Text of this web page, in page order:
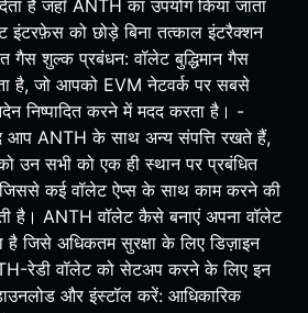
है जहाँ ANTH का उपयोग किया जाता
को छोड़े बिना तत्काल इंटरैक्शन
शुल्क प्रबंधन: वॉलेट बुद्धिमान गैस
है, जो आपको EVM नेटवर्क पर सबसे
निष्पादित करने में मदद करता है। -
आप ANTH के साथ अन्य संपत्ति रखते हैं,
उन सभी को एक ही स्थान पर प्रबंधित
कई वॉलेट ऐप्स के साथ काम करने की
है। ANTH वॉलेट कैसे बनाएं अपना वॉलेट
है जिसे अधिकतम सुरक्षा के लिए डिज़ाइन
रेडी वॉलेट को सेटअप करने के लिए इन
और इंस्टॉल करें: आधिकारिक